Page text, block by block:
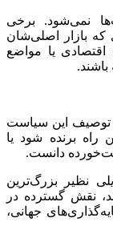
نمی‌شود. برخی
بازار اصلی‌شان
یا مواضع
توصیف این سیاست
راه برنده شود یا
دانست.
نظیر بزرگ‌ترین
نقش گسترده در
جهانی،